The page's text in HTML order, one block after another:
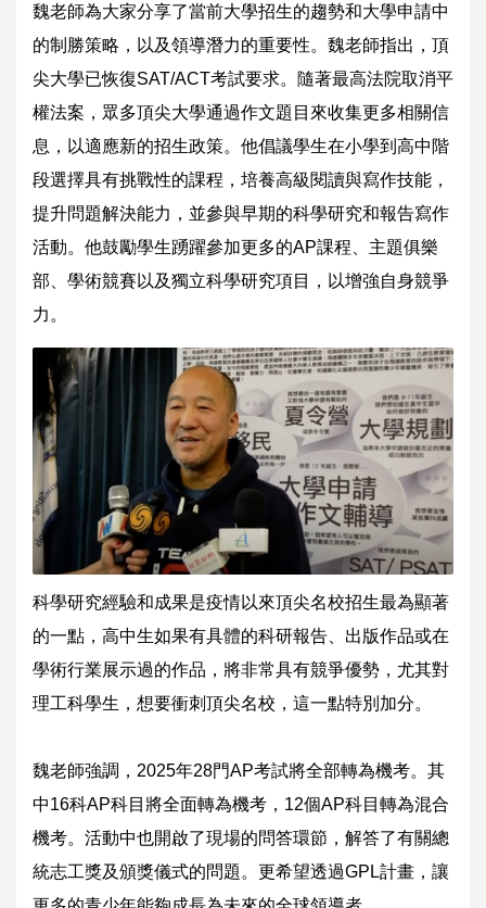
魏老師為大家分享了當前大學招生的趨勢和大學申請中
的制勝策略，以及領導潛力的重要性。魏老師指出，頂
尖大學已恢復SAT/ACT考試要求。隨著最高法院取消平
權法案，眾多頂尖大學通過作文題目來收集更多相關信
息，以適應新的招生政策。他倡議學生在小學到高中階
段選擇具有挑戰性的課程，培養高級閱讀與寫作技能，
提升問題解決能力，並參與早期的科學研究和報告寫作
活動。他鼓勵學生踴躍參加更多的AP課程、主題俱樂
部、學術競賽以及獨立科學研究項目，以增強自身競爭
力。
科學研究經驗和成果是疫情以來頂尖名校招生最為顯著
的一點，高中生如果有具體的科研報告、出版作品或在
學術行業展示過的作品，將非常具有競爭優勢，尤其對
理工科學生，想要衝刺頂尖名校，這一點特別加分。
魏老師強調，2025年28門AP考試將全部轉為機考。其
中16科AP科目將全面轉為機考，12個AP科目轉為混合
機考。活動中也開啟了現場的問答環節，解答了有關總
統志工獎及頒獎儀式的問題。更希望透過GPL計畫，讓